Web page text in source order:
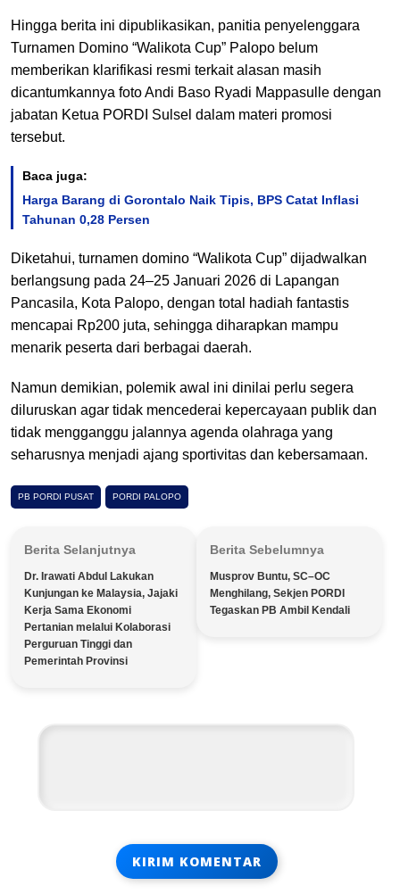
Hingga berita ini dipublikasikan, panitia penyelenggara
Turnamen Domino “Walikota Cup” Palopo belum
memberikan klarifikasi resmi terkait alasan masih
dicantumkannya foto Andi Baso Ryadi Mappasulle dengan
jabatan Ketua PORDI Sulsel dalam materi promosi
tersebut.
Baca juga:
Harga Barang di Gorontalo Naik Tipis, BPS Catat Inflasi
Tahunan 0,28 Persen
Diketahui, turnamen domino “Walikota Cup” dijadwalkan
berlangsung pada 24–25 Januari 2026 di Lapangan
Pancasila, Kota Palopo, dengan total hadiah fantastis
mencapai Rp200 juta, sehingga diharapkan mampu
menarik peserta dari berbagai daerah.
Namun demikian, polemik awal ini dinilai perlu segera
diluruskan agar tidak mencederai kepercayaan publik dan
tidak mengganggu jalannya agenda olahraga yang
seharusnya menjadi ajang sportivitas dan kebersamaan.
PB PORDI PUSAT PORDI PALOPO
Berita Selanjutnya
Dr. Irawati Abdul Lakukan
Kunjungan ke Malaysia, Jajaki
Kerja Sama Ekonomi
Pertanian melalui Kolaborasi
Perguruan Tinggi dan
Pemerintah Provinsi
Berita Sebelumnya
Musprov Buntu, SC–OC
Menghilang, Sekjen PORDI
Tegaskan PB Ambil Kendali